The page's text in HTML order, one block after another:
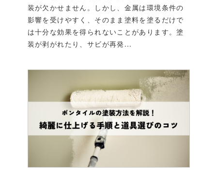
装が欠かせません。しかし、金属は環境条件の
影響を受けやすく、そのまま塗料を塗るだけで
は十分な効果を得られないことがあります。塗
装が剥がれたり、サビが再発...